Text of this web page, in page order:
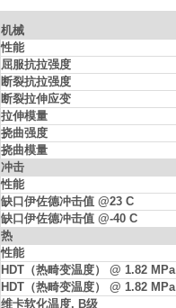
机械
性能
屈服抗拉强度
断裂抗拉强度
断裂拉伸应变
拉伸模量
挠曲强度
挠曲模量
冲击
性能
缺口伊佐德冲击值 @23 C
缺口伊佐德冲击值 @-40 C
热
性能
HDT（热畸变温度） @ 1.82 MPa
HDT（热畸变温度） @ 1.82 MPa
维卡软化温度, B级